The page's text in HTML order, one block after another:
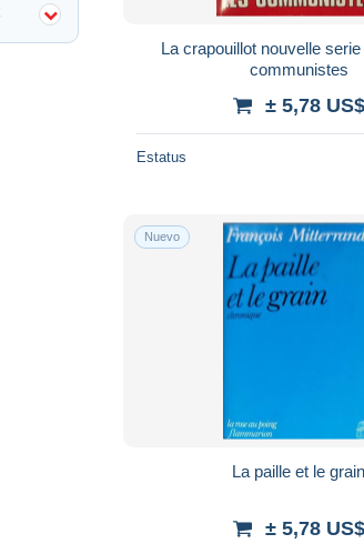
La crapouillot nouvelle serie
communistes
± 5,78 US$
Estatus
Nuevo
La paille et le grain
± 5,78 US$